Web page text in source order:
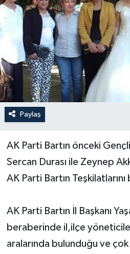
Paylaş
AK Parti Bartın önceki
Sercan Durası ile Zeynep
AK Parti Bartın
AK Parti Bartın İl Başkanı
beraberinde il,ilçe
aralarında bulunduğu ve
Siyaset
Spor
Tarım
Turizm
Yaşam
Yerel Yönetimler